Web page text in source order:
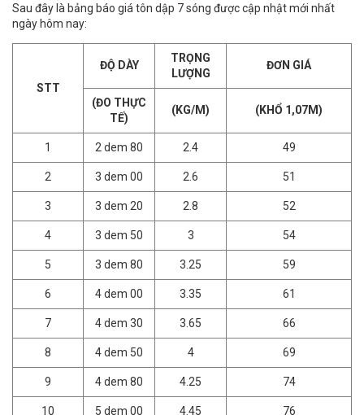
Sau đây là bảng báo giá tôn dập 7 sóng được cập nhật mới nhất
ngày hôm nay:
STT
ĐỘ DÀY
TRỌNG
LƯỢNG
ĐƠN GIÁ
(ĐO THỰC
TẾ)
(KG/M) (KHỔ 1,07M)
1 2 dem 80 2.4 49
2 3 dem 00 2.6 51
3 3 dem 20 2.8 52
4 3 dem 50 3 54
5 3 dem 80 3.25 59
6 4 dem 00 3.35 61
7 4 dem 30 3.65 66
8 4 dem 50 4 69
9 4 dem 80 4.25 74
10 5 dem 00 4.45
76